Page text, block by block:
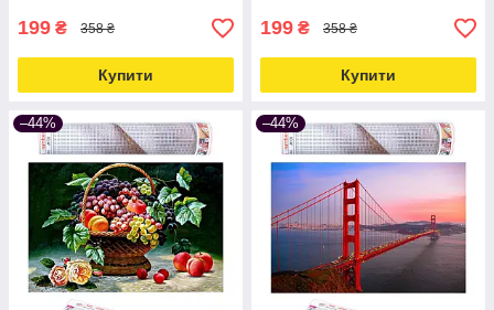
199 ₴ 358 ₴
Купити
199 ₴ 358 ₴
Купити
–44% –44%